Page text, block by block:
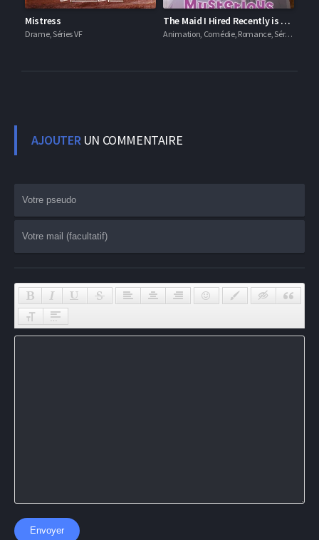
Mistress
Drame, Séries VF
The Maid I Hired Recently is Mysterious
Animation, Comédie, Romance, Séries VF
AJOUTERUN COMMENTAIRE
Envoyer